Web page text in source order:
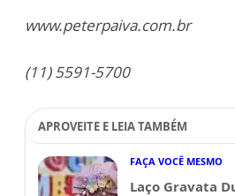
www.peterpaiva.com.br
(11) 5591-5700
APROVEITE E LEIA TAMBÉM
FAÇA VOCÊ MESMO
Laço Gravata